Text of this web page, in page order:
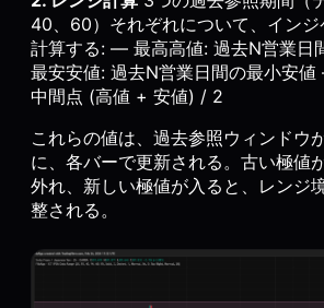
40、60）それぞれについて、イン
計算する: — 最高高値: 過去N営業日
最安安値: 過去N営業日間の最小安
中間点 (高値 + 安値) / 2
これらの値は、過去参照ウィンドウ
に、各バーで更新される。古い極値
外れ、新しい極値が入ると、レンジ
整される。